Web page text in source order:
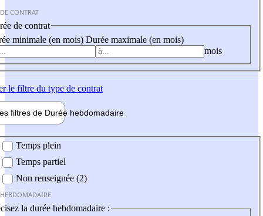
CONTRAT
de contrat
minimale (en mois) Durée maximale (en mois)
mois
le filtre du type de contrat
filtres de Durée hebdomadaire
Temps plein
Temps partiel
Non renseignée (2)
la durée hebdomadaire :